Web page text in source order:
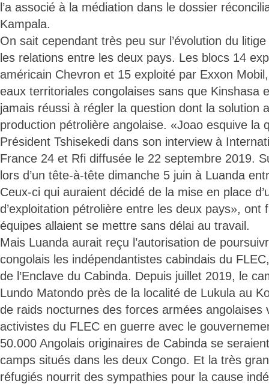
l’a associé à la médiation dans le dossier
Kampala.
On sait cependant très peu sur l’évolution du
les relations entre les deux pays. Les blocs 14
américain Chevron et 15 exploité par Exxon
eaux territoriales congolaises sans que Kinshasa
jamais réussi à régler la question dont la solution
production pétrolière angolaise. «Joao esquive la
Président Tshisekedi dans son interview à
France 24 et Rfi diffusée le 22 septembre 2019.
lors d’un tête-à-tête dimanche 5 juin à Luanda
Ceux-ci qui auraient décidé de la mise en place
d’exploitation pétrolière entre les deux pays», ont
équipes allaient se mettre sans délai au travail.
Mais Luanda aurait reçu l’autorisation de
congolais les indépendantistes cabindais du
de l’Enclave du Cabinda. Depuis juillet 2019, le
Lundo Matondo près de la localité de Lukula au
de raids nocturnes des forces armées angolaises
activistes du FLEC en guerre avec le
50.000 Angolais originaires de Cabinda se
camps situés dans les deux Congo. Et la très
réfugiés nourrit des sympathies pour la cause